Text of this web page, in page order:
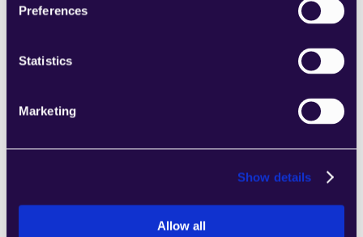
Preferences
Statistics
Marketing
Show details
Allow all
Anforderungen Ihres wachsenden
von Kategorien, um Seiten einfach